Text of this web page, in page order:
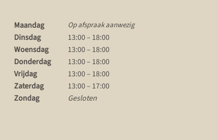
Maandag Op afspraak aanwezig
Dinsdag
13:00 – 18:00
Woensdag
13:00 – 18:00
Donderdag
13:00 – 18:00
Vrijdag
13:00 – 18:00
Zaterdag
13:00 – 17:00
Zondag
Gesloten